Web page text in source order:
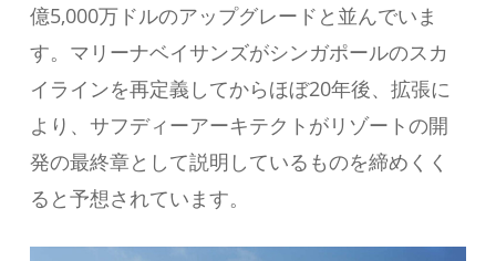
億5,000万ドルのアップグレードと並んでいま
す。マリーナベイサンズがシンガポールのスカ
イラインを再定義してからほぼ20年後、拡張に
より、サフディーアーキテクトがリゾートの開
発の最終章として説明しているものを締めくく
ると予想されています。